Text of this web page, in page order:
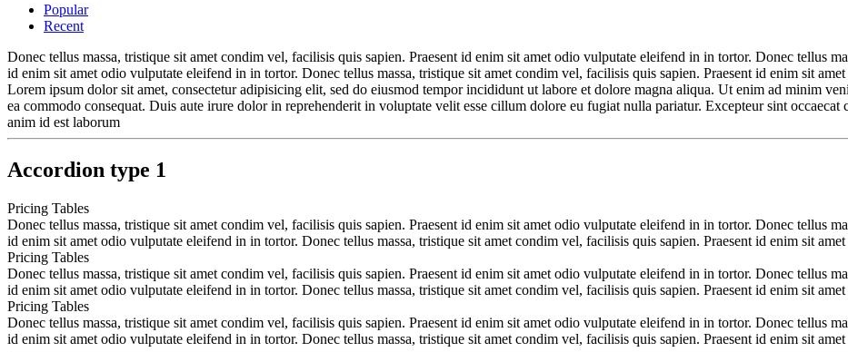
Popular
Recent
Donec tellus massa, tristique sit amet condim vel, facilisis quis sapien. Praesent id enim sit amet odio vulputate eleifend in in tortor. Donec tellus
id enim sit amet odio vulputate eleifend in in tortor. Donec tellus massa, tristique sit amet condim vel, facilisis quis sapien. Praesent id enim sit
Lorem ipsum dolor sit amet, consectetur adipisicing elit, sed do eiusmod tempor incididunt ut labore et dolore magna aliqua. Ut enim ad minim
ea commodo consequat. Duis aute irure dolor in reprehenderit in voluptate velit esse cillum dolore eu fugiat nulla pariatur. Excepteur sint
anim id est laborum
Accordion type 1
Pricing Tables
Donec tellus massa, tristique sit amet condim vel, facilisis quis sapien. Praesent id enim sit amet odio vulputate eleifend in in tortor. Donec tellus
id enim sit amet odio vulputate eleifend in in tortor. Donec tellus massa, tristique sit amet condim vel, facilisis quis sapien. Praesent id enim sit
Pricing Tables
Donec tellus massa, tristique sit amet condim vel, facilisis quis sapien. Praesent id enim sit amet odio vulputate eleifend in in tortor. Donec tellus
id enim sit amet odio vulputate eleifend in in tortor. Donec tellus massa, tristique sit amet condim vel, facilisis quis sapien. Praesent id enim sit
Pricing Tables
Donec tellus massa, tristique sit amet condim vel, facilisis quis sapien. Praesent id enim sit amet odio vulputate eleifend in in tortor. Donec tellus
id enim sit amet odio vulputate eleifend in in tortor. Donec tellus massa, tristique sit amet condim vel, facilisis quis sapien. Praesent id enim sit